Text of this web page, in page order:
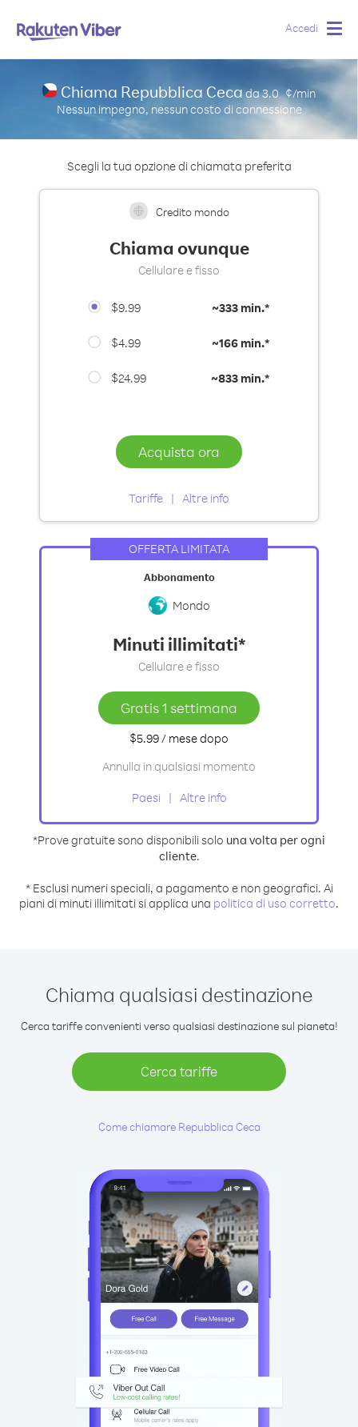
Accedi
Chiama Repubblica Cecada3.0 ¢/min
Nessun impegno, nessun costo di connessione
Scegli la tua opzione di chiamata preferita
Credito mondo
Chiama ovunque
Cellulare e fisso
$9.99 ~333 min.*
$4.99 ~166 min.*
$24.99 ~833 min.*
Acquista ora
Tariffe Altre info
OFFERTA LIMITATA
Abbonamento
Mondo
Minuti illimitati*
Cellulare e fisso
Gratis 1 settimana
$5.99/ mesedopo
Annulla in qualsiasi momento
Paesi Altre info
*Prove gratuite sono disponibili solo una volta per ogni
cliente.
* Esclusi numeri speciali, a pagamento e non geografici. Ai
piani di minuti illimitati si applica una politica di uso corretto.
Chiama qualsiasi destinazione
Cerca tariffe convenienti verso qualsiasi destinazione sul pianeta!
Cerca tariffe
Come chiamare Repubblica Ceca